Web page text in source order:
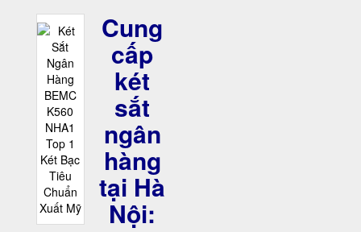
Cung
cấp
két
sắt
ngân
hàng
tại Hà
Nội: